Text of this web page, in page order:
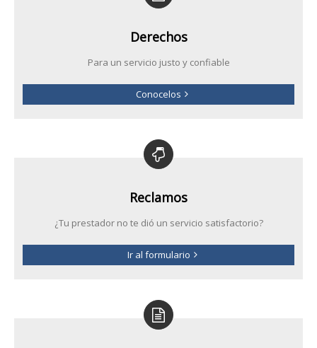
Derechos
Para un servicio justo y confiable
Conocelos
Reclamos
¿Tu prestador no te dió un servicio satisfactorio?
Ir al formulario